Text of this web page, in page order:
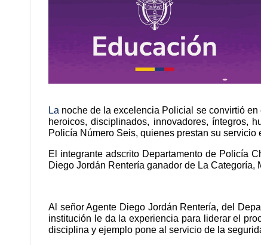
La noche de la excelencia Policial se convirtió
heroicos, disciplinados, innovadores, íntegros,
Policía Número Seis, quienes prestan su
El integrante adscrito Departamento de Policía
Diego Jordán Rentería ganador de La Categoría,
Al señor Agente Diego Jordán Rentería, del
institución le da la experiencia para liderar el
disciplina y ejemplo pone al servicio de la